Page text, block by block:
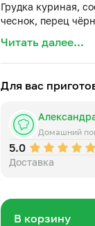
Грудка куриная,
Читать далее...
Для вас
Домашний
5.0
Доставка
В корзину